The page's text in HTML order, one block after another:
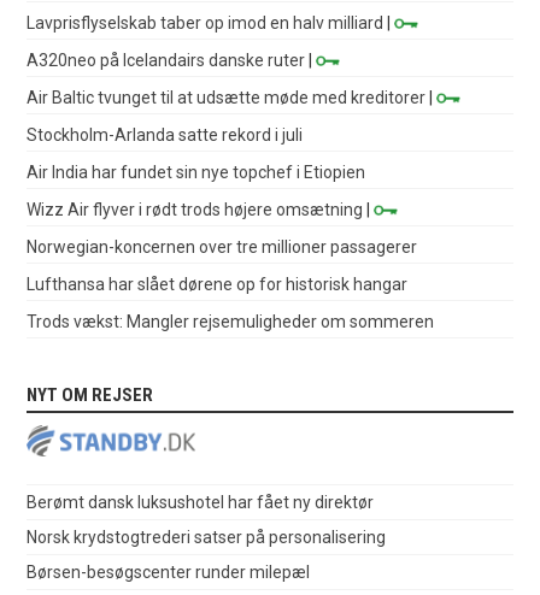
Lavprisflyselskab taber op imod en halv milliard
|
A320neo på Icelandairs danske ruter |
Air Baltic tvunget til at udsætte møde med kreditorer |
Stockholm-Arlanda satte rekord i juli
Air India har fundet sin nye topchef i Etiopien
Wizz Air flyver i rødt trods højere omsætning |
Norwegian-koncernen over tre millioner passagerer
Lufthansa har slået dørene op for historisk hangar
Trods vækst: Mangler rejsemuligheder om sommeren
NYT OM REJSER
Berømt dansk luksushotel har fået ny direktør
Norsk krydstogtrederi satser på personalisering
Børsen-besøgscenter runder milepæl